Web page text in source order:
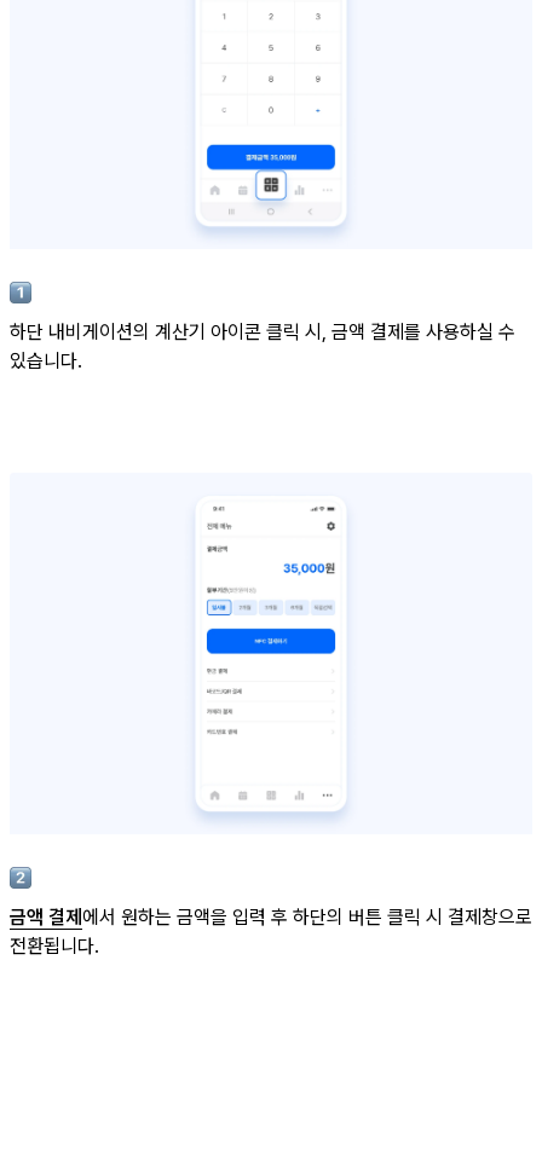
하단 내비게이션의 계산기 아이콘 클릭 시, 금액 결제를 사용하실 수
있습니다.
금액 결제 에서 원하는 금액을 입력 후 하단의 버튼 클릭 시 결제창으로
전환됩니다.